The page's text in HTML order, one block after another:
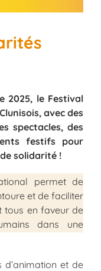
2025, le Festival
avec des
spectacles, des
festifs pour
solidarité !
permet de
et de faciliter
tous en faveur de
dans une
et de